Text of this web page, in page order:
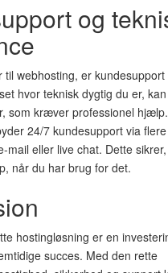
og
til webhosting, er kundesupport
hvor teknisk dygtig du er,
som kræver professionel
24/7 kundesupport via
mail eller live chat. Dette
når du har brug for det.
hostingløsning er en
succes. Med den rette